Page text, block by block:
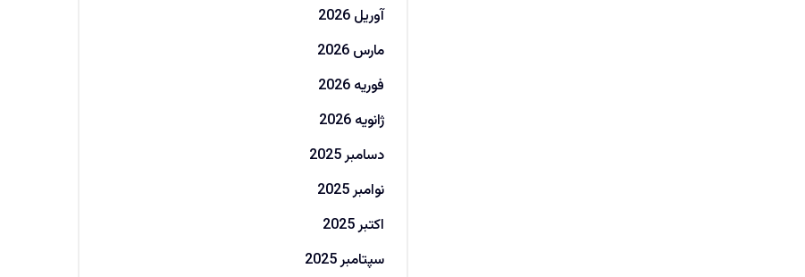
آوریل 2026
مارس 2026
فوریه 2026
ژانویه 2026
دسامبر 2025
نوامبر 2025
اکتبر 2025
سپتامبر 2025